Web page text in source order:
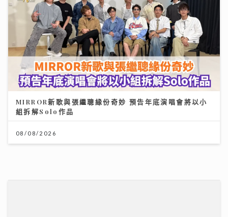
MIRROR新歌與張繼聰緣份奇妙 預告年底演唱會將以小
組拆解Solo作品
08/08/2026